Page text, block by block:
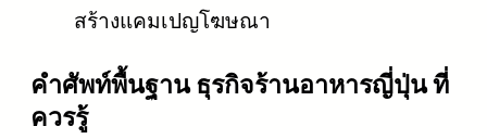
สร้างแคมเปญโฆษณา
คําศัพท์พื้นฐาน ธุรกิจร้านอาหารญี่ปุ่น ที่
ควรรู้